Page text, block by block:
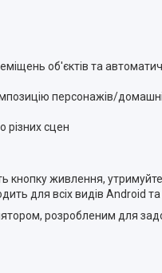
об'єктів та
персонажів/
різних сцен
кнопку живлення,
для всіх видів Android та
розробленим для